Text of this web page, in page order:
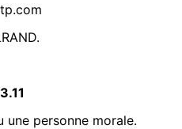
une personne morale.